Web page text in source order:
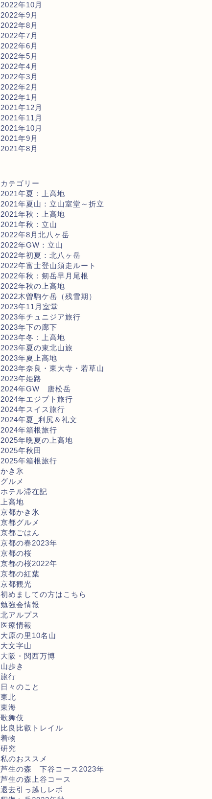
2022年10月
2022年9月
2022年8月
2022年7月
2022年6月
2022年5月
2022年4月
2022年3月
2022年2月
2022年1月
2021年12月
2021年11月
2021年10月
2021年9月
2021年8月
カテゴリー
2021年夏：上高地
2021年夏山：立山室堂～折立
2021年秋：上高地
2021年秋：立山
2022年8月北八ヶ岳
2022年GW：立山
2022年初夏：北八ヶ岳
2022年富士登山須走ルート
2022年秋：剱岳早月尾根
2022年秋の上高地
2022木曽駒ケ岳（残雪期）
2023年11月室堂
2023年チュニジア旅行
2023年下の廊下
2023年冬：上高地
2023年夏の東北山旅
2023年夏上高地
2023年奈良・東大寺・若草山
2023年姫路
2024年GW 唐松岳
2024年エジプト旅行
2024年スイス旅行
2024年夏_利尻＆礼文
2024年箱根旅行
2025年晩夏の上高地
2025年秋田
2025年箱根旅行
かき氷
グルメ
ホテル滞在記
上高地
京都かき氷
京都グルメ
京都ごはん
京都の春2023年
京都の桜
京都の桜2022年
京都の紅葉
京都観光
初めましての方はこちら
勉強会情報
北アルプス
医療情報
大原の里10名山
大文字山
大阪・関西万博
山歩き
旅行
日々のこと
東北
東海
歌舞伎
比良比叡トレイル
着物
研究
私のおススメ
芦生の森 下谷コース2023年
芦生の森上谷コース
退去引っ越しレポ